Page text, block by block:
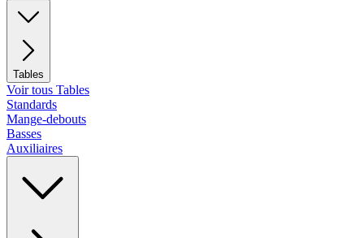
Tables
Voir tous Tables
Standards
Mange-debouts
Basses
Auxiliaires